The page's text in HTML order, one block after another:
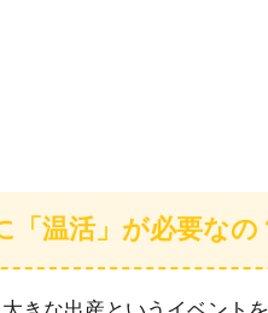
「温活」が必要な